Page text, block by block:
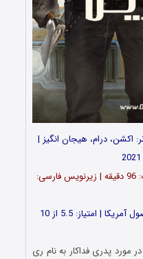
اکشن، درام، هیجان انگیز |
زبان: دوبله فارسی + انگلیسی | مدت: 96 دقیقه | زیرنویس فارسی:
فیلم دختر شیرین Sweet Girl 2021 در مورد پدری فداکار به نام ری